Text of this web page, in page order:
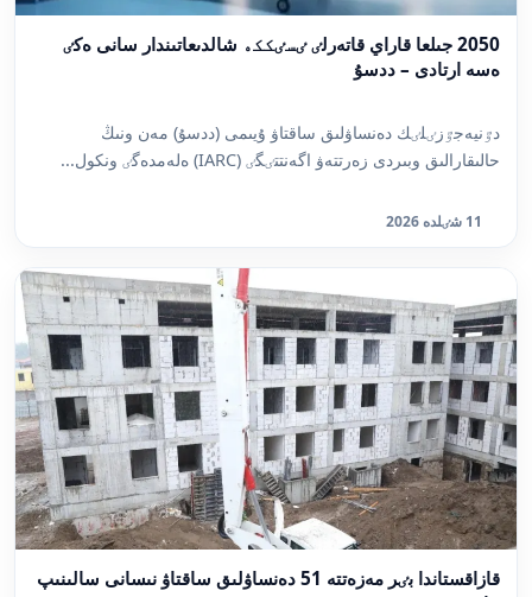
2050 جىلعا قاراي قاتەرلٸ ٸسٸككە شالدىعاتىندار سانى ەكٸ
ەسە ارتادى – ددسۇ
دٷنيەجٷزٸلٸك دەنساۋلىق ساقتاۋ ۇيىمى (ددسۇ) مەن ونىڭ
حالىقارالىق وبىردى زەرتتەۋ اگەنتتٸگٸ (IARC) ەلەمدەگٸ ونكول...
11 شٸلدە 2026
قازاقستاندا بٸر مەزەتتە 51 دەنساۋلىق ساقتاۋ نىسانى سالىنىپ